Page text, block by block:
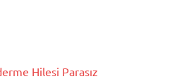
Hilesi Parasız